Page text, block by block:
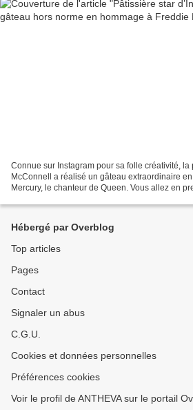
Connue sur Instagram pour sa folle créativité, la
McConnell a réalisé un gâteau extraordinaire
Mercury, le chanteur de Queen. Vous allez en
Hébergé par Overblog
Top articles
Pages
Contact
Signaler un abus
C.G.U.
Cookies et données personnelles
Préférences cookies
Voir le profil de ANTHEVA sur le portail